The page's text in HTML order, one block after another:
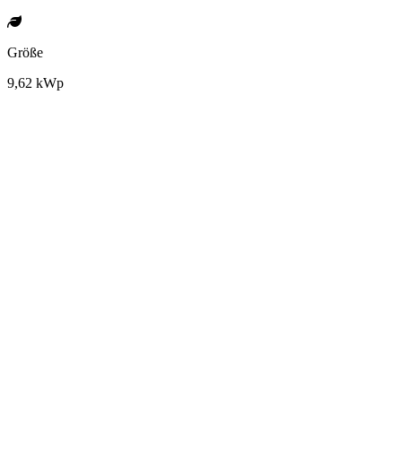
Größe
9,62 kWp